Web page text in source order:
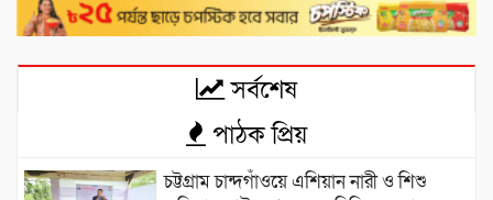
সর্বশেষ
পাঠক প্রিয়
চট্টগ্রাম চান্দগাঁওয়ে এশিয়ান নারী ও শিশু